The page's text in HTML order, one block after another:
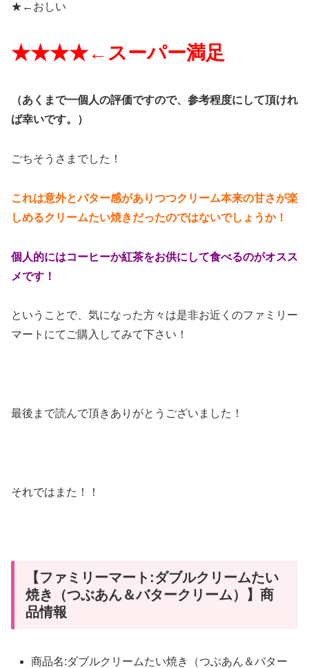
★← おしい
★★★★←スーパー満足
（あくまで一個人の評価ですので、参考程度にして頂けれ
ば幸いです。）
ごちそうさまでした！
これは意外とバター感がありつつクリーム本来の甘さが楽
しめるクリームたい焼きだったのではないでしょうか！
個人的にはコーヒーか紅茶をお供にして食べるのがオスス
メです！
ということで、気になった方々は是非お近くのファミリー
マートにてご購入してみて下さい！
最後まで読んで頂きありがとうございました！
それではまた！！
【ファミリーマート:ダブルクリームたい
焼き（つぶあん＆バタークリーム）】商
品情報
商品名:ダブルクリームたい焼き（つぶあん＆バター